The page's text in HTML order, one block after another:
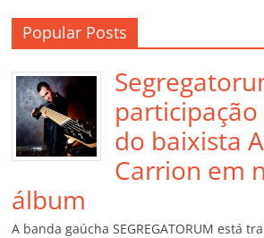
Popular Posts
participação
do baixista
Carrion em
álbum
A banda gaúcha SEGREGATORUM está